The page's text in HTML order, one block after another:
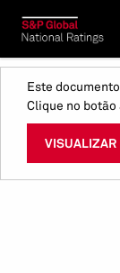
Este
Clique no
VISUALIZAR